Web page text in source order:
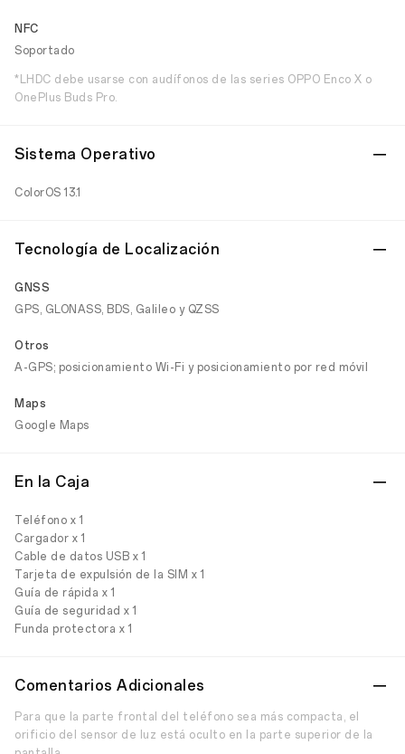
NFC
Soportado
*LHDC debe usarse con audífonos de las series OPPO Enco X o
OnePlus Buds Pro.
Sistema Operativo
ColorOS 13.1
Tecnología de Localización
GNSS
GPS, GLONASS, BDS, Galileo y QZSS
Otros
A-GPS; posicionamiento Wi-Fi y posicionamiento por red móvil
Maps
Google Maps
En la Caja
Teléfono x 1
Cargador x 1
Cable de datos USB x 1
Tarjeta de expulsión de la SIM x 1
Guía de rápida x 1
Guía de seguridad x 1
Funda protectora x 1
Comentarios Adicionales
Para que la parte frontal del teléfono sea más compacta, el
orificio del sensor de luz está oculto en la parte superior de la